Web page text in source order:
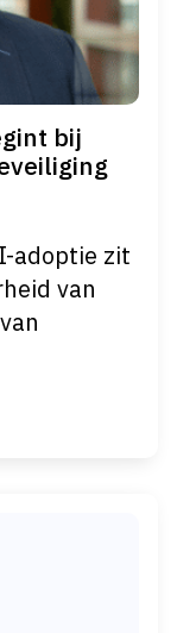
bij
adoptie zit
van